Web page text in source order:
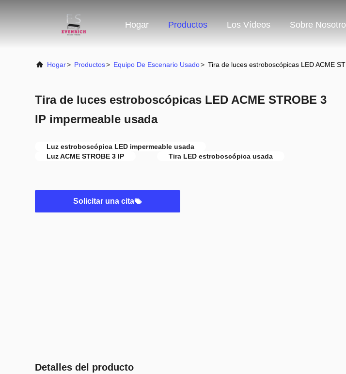
Hogar Productos Los Vídeos Sobre
Hogar> Productos> Equipo De Escenario Usado> Tira de luces estroboscópicas LED ACME
Tira de luces estroboscópicas LED ACME STROBE 3
IP impermeable usada
Luz estroboscópica LED impermeable usada
Luz ACME STROBE 3 IP
Tira LED estroboscópica usada
Solicitar una cita
Detalles del producto